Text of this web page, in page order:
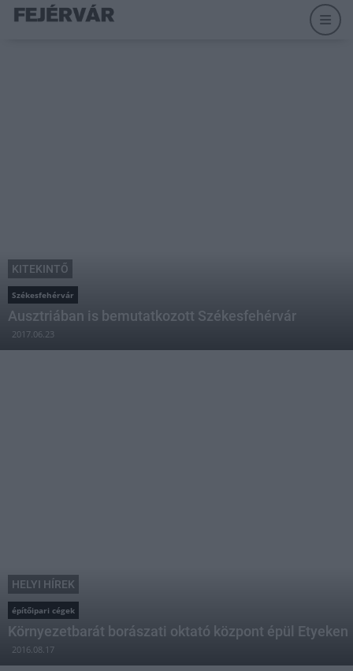
KITEKINTŐ
Székesfehérvár
Ausztriában is bemutatkozott Székesfehérvár
2017.06.23
HELYI HÍREK
építőipari cégek
Környezetbarát borászati oktató központ épül Etyeken
2016.08.17